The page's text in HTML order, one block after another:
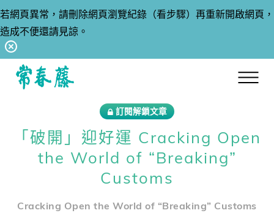
若網頁異常，請刪除網頁瀏覽紀錄（看步驟）再重新開啟網頁，
造成不便還請見諒。
訂閱解鎖文章
「破開」迎好運 Cracking Open
the World of “Breaking”
Customs
Cracking Open the World of “Breaking” Customs